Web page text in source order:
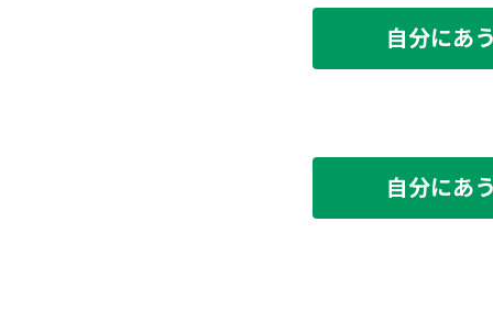
自分にあ
自分にあ